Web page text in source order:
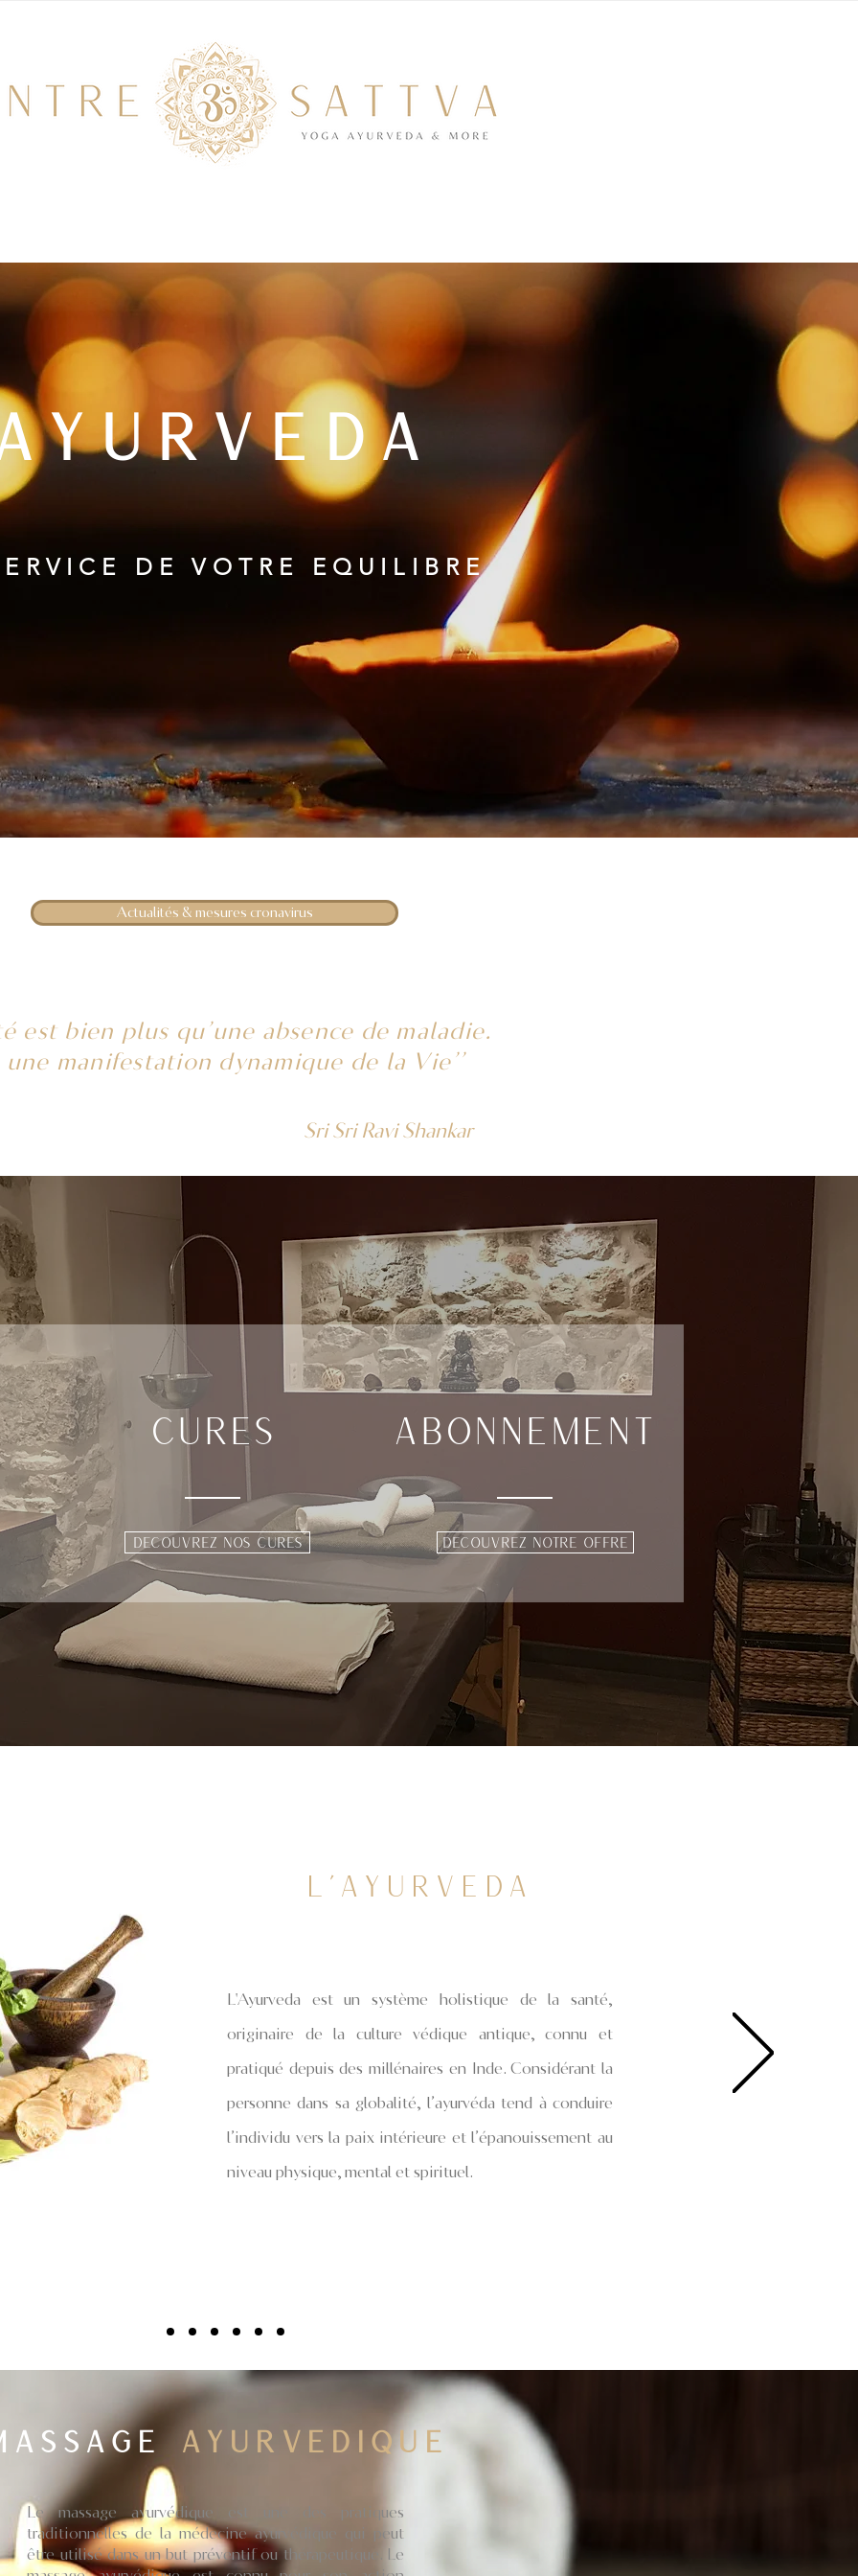
DE VOTRE EQUILIBRE
Actualités & mesures cronavirus
est bien plus qu’une absence de maladie.
une manifestation dynamique de la Vie’’
Sri Sri Ravi Shankar
CURES
DECOUVREZ NOS CURES
ABONNEMENT
DECOUVREZ NOTRE OFFRE
pratiqué depuis des millénaires en Inde. Considérant la
personne dans sa globalité, l’ayurvéda tend à conduire
l’individu vers la paix intérieure et l’épanouissement au
L'AYURVEDA
L'Ayurveda
est un système holistique de la santé,
originaire de la culture védique antique, connu et
pratiqué depuis des millénaires en Inde. Considérant la
personne dans sa globalité, l’ayurvéda tend à conduire
l’individu vers la paix intérieure et l’épanouissement au
niveau physique, mental et spirituel.
AYURVEDIQUE
Le massage ayurvédique est une des pratiques
traditionnelles de la médecine ayurvédique qui peut
être utilisé dans un but préventif ou thérapeutique. Le